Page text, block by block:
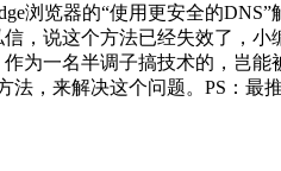
浏览器的“使用更安全的DNS”
，说这个方法已经失效了，小
为一名半调子搞技术的，岂能
法，来解决这个问题。PS：最